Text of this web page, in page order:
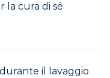
la cura di sé
il lavaggio